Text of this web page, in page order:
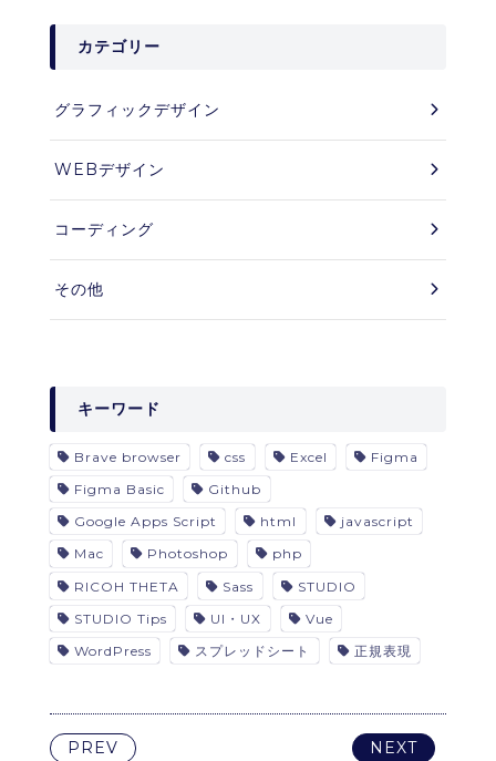
カテゴリー
グラフィックデザイン
WEBデザイン
コーディング
その他
キーワード
Brave browser css Excel
Figma
Figma Basic
Github
Google Apps Script
html
javascript
Mac
Photoshop
php
RICOH THETA
Sass
STUDIO
STUDIO Tips
UI・UX
Vue
WordPress
スプレッドシート 正規表現
PREV NEXT